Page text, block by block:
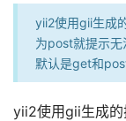
yii2使用gii生成
为post就提示
默认是get和
yii2使用gii生成